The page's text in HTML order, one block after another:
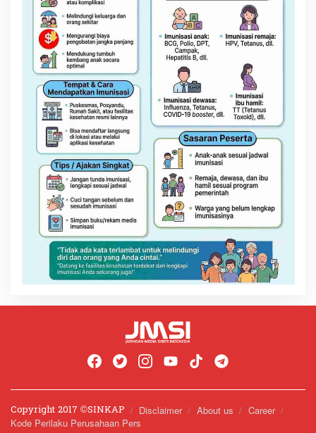
Copyright 2017 ©️SINKAP Disclaimer About us
Career
Kode Perilaku Perusahaan Pers